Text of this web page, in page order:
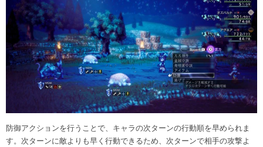
防御アクションを行うことで、キャラの次ターンの行動順を早められま
す。次ターンに敵よりも早く行動できるため、次ターンで相手の攻撃よ